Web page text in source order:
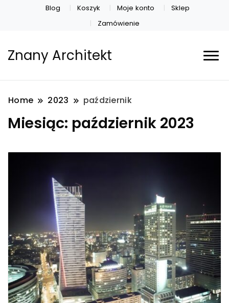
Blog Koszyk Moje konto
Sklep
Zamówienie
Znany Architekt
Home 2023 październik
Miesiąc: październik 2023